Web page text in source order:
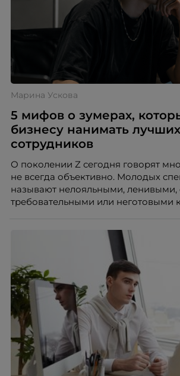
Марина Ускова
5 мифов о зумерах,
бизнесу нанимать лучших
сотрудников
О поколении Z сегодня говорят
не всегда объективно. Молодых
называют нелояльными,
требовательными или неготовыми
кадровых ошибок. В этой статье
руководитель отдела подбора
рекрутинговой компании,
распространенные мифы о зумерах
почему устаревшие представления
бизнесу находить и удерживать
сотрудников.